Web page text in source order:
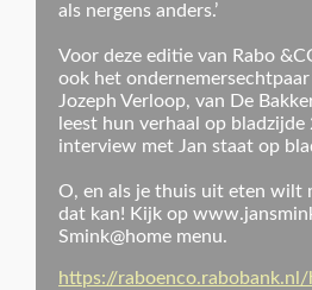
als nergens anders.’
Voor deze editie van Rabo
ook het ondernemersechtpaar
Jozeph Verloop, van De
leest hun verhaal op
interview met Jan staat op
O, en als je thuis uit eten wilt
dat kan! Kijk op
Smink@home menu.
https://